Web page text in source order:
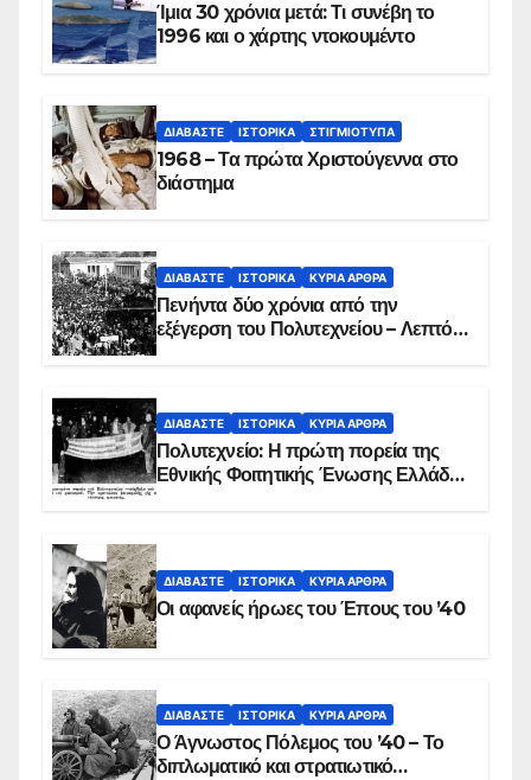
Ίμια 30 χρόνια μετά: Τι συνέβη το
1996 και ο χάρτης ντοκουμέντο
ΔΙΑΒΆΣΤΕ ΙΣΤΟΡΙΚΆ ΣΤΙΓΜΙΌΤΥΠΑ
1968 – Τα πρώτα Χριστούγεννα στο
διάστημα
ΔΙΑΒΆΣΤΕ ΙΣΤΟΡΙΚΆ ΚΥΡΙΑ ΑΡΘΡΑ
Πενήντα δύο χρόνια από την
εξέγερση του Πολυτεχνείου – Λεπτό
ΔΙΑΒΆΣΤΕ ΙΣΤΟΡΙΚΆ ΚΥΡΙΑ ΑΡΘΡΑ
Πολυτεχνείο: Η πρώτη πορεία της
Εθνικής Φοιτητικής Ένωσης Ελλάδος
ΔΙΑΒΆΣΤΕ ΙΣΤΟΡΙΚΆ ΚΥΡΙΑ ΑΡΘΡΑ
Οι αφανείς ήρωες του Έπους του ’40
ΔΙΑΒΆΣΤΕ ΙΣΤΟΡΙΚΆ ΚΥΡΙΑ ΑΡΘΡΑ
Ο Άγνωστος Πόλεμος του ’40 – Το
διπλωματικό και στρατιωτικό